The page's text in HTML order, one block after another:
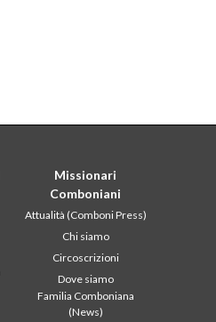
Missionari
Comboniani
Attualità (Comboni Press)
Chi siamo
Circoscrizioni
Dove siamo
Familia Comboniana
(News)